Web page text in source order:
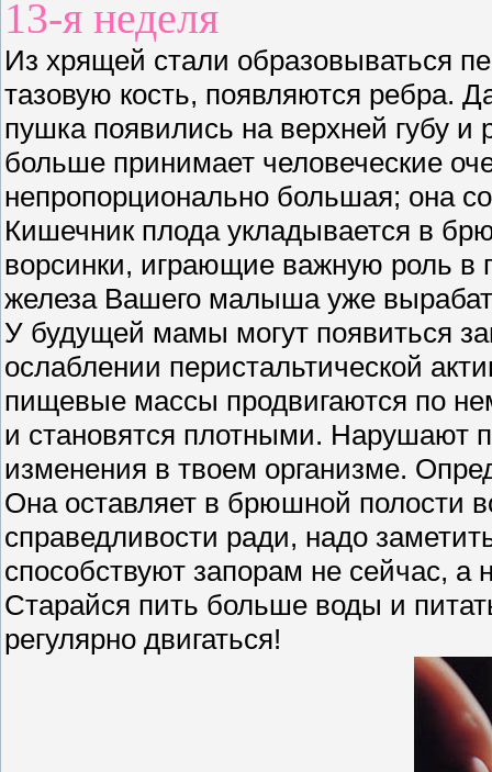
13-я неделя
Из хрящей стали образовываться
тазовую кость, появляются ребра.
пушка появились на верхней губу
больше принимает человеческие
непропорционально большая; она
Кишечник плода укладывается в
ворсинки, играющие важную роль
железа Вашего малыша уже
У будущей мамы могут появиться
ослаблении перистальтической
пищевые массы продвигаются по
и становятся плотными. Нарушают
изменения в твоем организме.
Она оставляет в брюшной полости
справедливости ради, надо
способствуют запорам не сейчас, а
Старайся пить больше воды и
регулярно двигаться!